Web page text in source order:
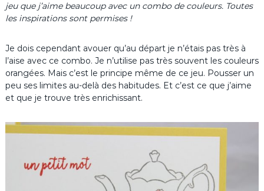
jeu que j’aime beaucoup avec un combo de couleurs. Toutes
les inspirations sont permises !
Je dois cependant avouer qu’au départ je n’étais pas très à
l’aise avec ce combo. Je n’utilise pas très souvent les couleurs
orangées. Mais c’est le principe même de ce jeu. Pousser un
peu ses limites au-delà des habitudes. Et c’est ce que j’aime
et que je trouve très enrichissant.